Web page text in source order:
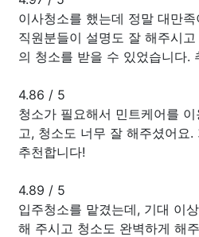
이사청소를 했는데 정말 대만
직원분들이 설명도 잘 해주시
의 청소를 받을 수 있었습니다.
4.86 / 5
청소가 필요해서 민트케어를
고, 청소도 너무 잘 해주셨어요
추천합니다!
4.89 / 5
입주청소를 맡겼는데, 기대 이
해 주시고 청소도 완벽하게 해